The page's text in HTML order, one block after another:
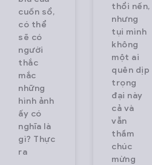
cuốn sổ,
có thể
sẽ có
người
thắc
mắc
những
hình ảnh
ấy có
nghĩa là
gì? Thực
ra
thổi nến,
nhưng
tụi mình
không
một ai
quên dịp
trọng
đại này
cả và
vẫn
thầm
chúc
mừng